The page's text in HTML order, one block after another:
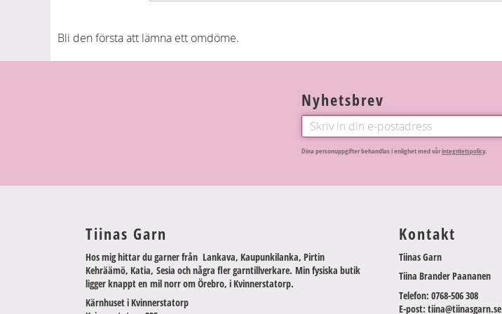
Bli den första att lämna ett omdöme.
Nyhetsbrev
Dina personuppgifter behandlas i enlighet med vårintegritetspolicy.
Tiinas Garn
Hos mig hittar du garner från Lankava, Kaupunkilanka, Pirtin
Kehräämö, Katia, Sesia och några fler garntillverkare. Min fysiska butik
ligger knappt en mil norr om Örebro, i Kvinnerstatorp.
Kärnhuset i Kvinnerstatorp
Kontakt
Tiinas Garn
Tiina Brander Paananen
Telefon: 0768-506 308
E-post: tiina@tiinasgarn.se